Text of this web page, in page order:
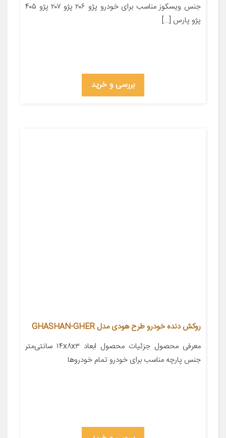
جنس ویسکوز مناسب برای خودرو پژو ۲۰۶ پژو ۲۰۷ پژو ۴۰۵
پژو پارس […]
بررسی و خرید
روکش دنده خودرو طرح هودی مدل GHASHAN-GHER
معرفی محصول جزئیات محصول ابعاد ۱۴x۸x۳ سانتی‌متر
جنس پارچه مناسب برای خودرو تمام خودروها